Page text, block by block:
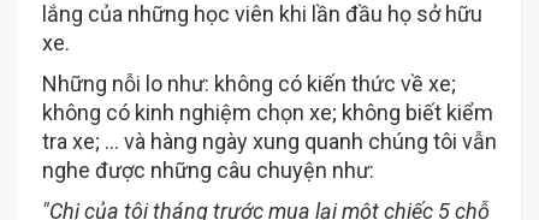
lắng của những học viên khi lần đầu họ sở hữu
xe.
Những nỗi lo như: không có kiến thức về xe;
không có kinh nghiệm chọn xe; không biết kiểm
tra xe; ... và hàng ngày xung quanh chúng tôi vẫn
nghe được những câu chuyện như:
"Chị của tôi tháng trước mua lại một chiếc 5 chỗ